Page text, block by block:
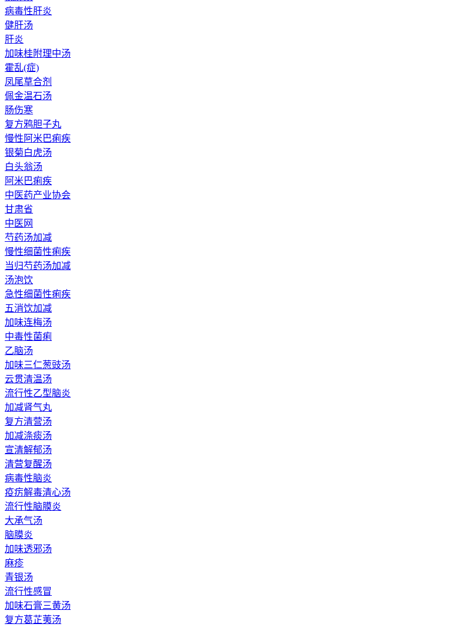
病毒性肝炎
健肝汤
肝炎
加味桂附理中汤
霍乱(症)
凤尾草合剂
佩金温石汤
肠伤寒
复方鸦胆子丸
慢性阿米巴痢疾
银菊白虎汤
白头翁汤
阿米巴痢疾
中医药产业协会
甘肃省
中医网
芍药汤加减
慢性细菌性痢疾
当归芍药汤加减
汤泡饮
急性细菌性痢疾
五消饮加减
加味连梅汤
中毒性菌痢
乙脑汤
加味三仁葱豉汤
云贯清温汤
流行性乙型脑炎
加减肾气丸
复方清营汤
加减涤痰汤
宣清解郁汤
清营复醒汤
病毒性脑炎
疫疠解毒清心汤
流行性脑膜炎
大承气汤
脑膜炎
加味透邪汤
麻疹
青银汤
流行性感冒
加味石膏三黄汤
复方葛芷荑汤